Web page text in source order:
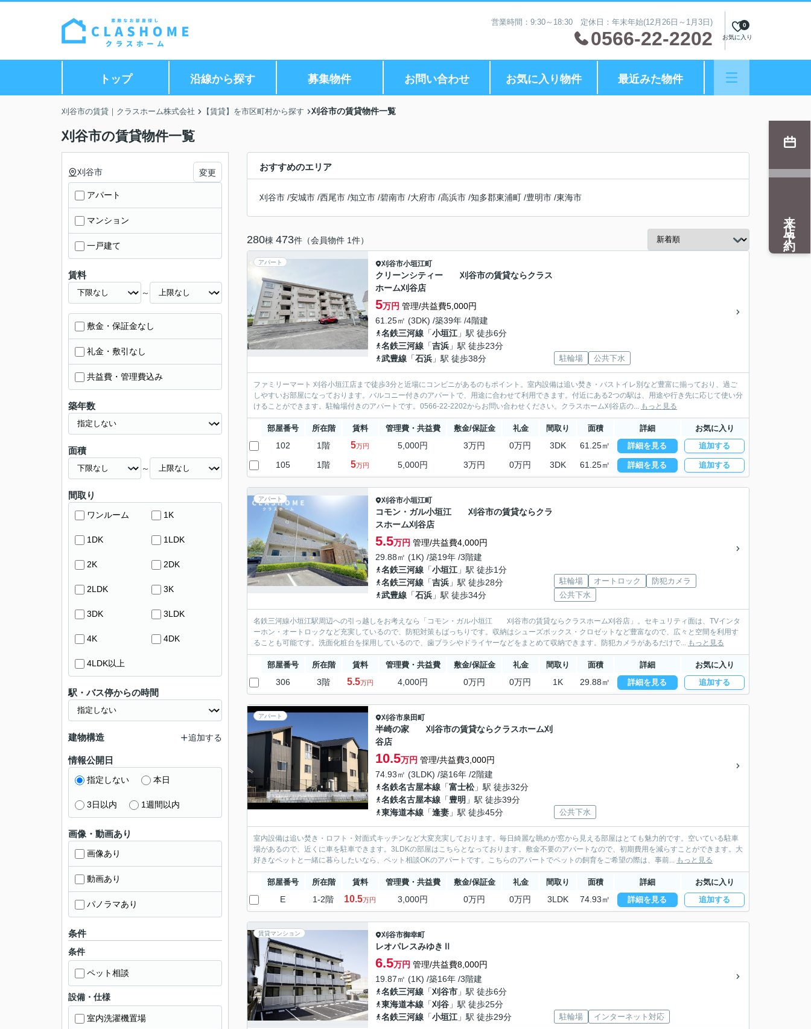
営業時間：9:30～18:30 定休日：年末年始(12月26日～1月3日)
0566-22-2202 お気に入り
0
トップ 沿線から探す 募集物件 お問い合わせ お気に入り物件 最近みた物件
刈谷市の賃貸｜クラスホーム株式会社 【賃貸】を市区町村から探す 刈谷市の賃貸物件一覧
刈谷市の賃貸物件一覧
おすすめのエリア
刈谷市 /安城市 /西尾市 /知立市 /碧南市 /大府市 /高浜市 /知多郡東浦町 /豊明市 /東海市
280棟 473件（会員物件 1件）
アパート 刈谷市小垣江町
クリーンシティー 刈谷市の賃貸ならクラス
ホーム刈谷店
5万円 管理/共益費5,000円
61.25㎡ (3DK) /築39年 /4階建
名鉄三河線 「小垣江 」駅 徒歩6分
名鉄三河線 「吉浜 」駅 徒歩23分
武豊線 「石浜 」駅 徒歩38分 駐輪場 公共下水
ファミリーマート 刈谷小垣江店まで徒歩3分と近場にコンビニがあるのもポイント。室内設備は追い焚き・バストイレ別など豊富に揃っており、過ご
しやすいお部屋になっております。バルコニー付きのアパートで、用途に合わせて利用できます。付近にある2つの駅は、用途や行き先に応じて使い分
けることができます。駐輪場付きのアパートです。0566-22-2202からお問い合わせください。クラスホーム刈谷店の... もっと見る
部屋番号 所在階 賃料 管理費・共益費 敷金/保証金 礼金 間取り 面積 詳細 お気に入り
102 1階 5万円 5,000円 3万円 0万円 3DK 61.25㎡ 詳細を見る 追加する
105 1階 5万円 5,000円 3万円 0万円 3DK 61.25㎡ 詳細を見る 追加する
アパート 刈谷市小垣江町
コモン・ガル小垣江 刈谷市の賃貸ならクラ
スホーム刈谷店
5.5万円 管理/共益費4,000円
29.88㎡ (1K) /築19年 /3階建
名鉄三河線 「小垣江 」駅 徒歩1分
名鉄三河線 「吉浜 」駅 徒歩28分
武豊線 「石浜 」駅 徒歩34分
駐輪場 オートロック
防犯カメラ
公共下水
名鉄三河線小垣江駅周辺への引っ越しをお考えなら「コモン・ガル小垣江 刈谷市の賃貸ならクラスホーム刈谷店」。セキュリティ面は、TVインタ
ーホン・オートロックなど充実しているので、防犯対策もばっちりです。収納はシューズボックス・クロゼットなど豊富なので、広々と空間を利用す
ることも可能です。洗面化粧台を採用しているので、歯ブラシやドライヤーなどをまとめて収納できます。防犯カメラがあるだけで... もっと見る
部屋番号 所在階 賃料 管理費・共益費 敷金/保証金 礼金 間取り 面積 詳細 お気に入り
306 3階 5.5万円 4,000円 0万円 0万円 1K 29.88㎡ 詳細を見る 追加する
アパート 刈谷市泉田町
半崎の家 刈谷市の賃貸ならクラスホーム刈
谷店
10.5万円 管理/共益費3,000円
74.93㎡ (3LDK) /築16年 /2階建
名鉄名古屋本線 「富士松」駅 徒歩32分
名鉄名古屋本線 「豊明 」駅 徒歩39分
東海道本線 「逢妻 」駅 徒歩45分 公共下水
室内設備は追い焚き・ロフト・対面式キッチンなど大変充実しております。毎日綺麗な眺めが窓から見える部屋はとても魅力的です。空いている駐車
場があるので、近くに車を駐車できます。3LDKの部屋はこちらとなっております。敷金不要のアパートなので、初期費用を減らすことができます。大
好きなペットと一緒に暮らしたいなら、ペット相談OKのアパートです。こちらのアパートでペットの飼育をご希望の際は、事前... もっと見る
部屋番号 所在階 賃料 管理費・共益費 敷金/保証金 礼金 間取り 面積 詳細 お気に入り
E 1-2階 10.5万円 3,000円 0万円 0万円 3LDK 74.93㎡ 詳細を見る 追加する
賃貸マンション 刈谷市御幸町
レオパレスみゆきⅡ
6.5万円 管理/共益費8,000円
19.87㎡ (1K) /築16年 /3階建
名鉄三河線 「刈谷市 」駅 徒歩6分
東海道本線 「刈谷 」駅 徒歩25分
名鉄三河線 「小垣江 」駅 徒歩29分 駐輪場 インターネット対応
刈谷市 変更
アパート
マンション
一戸建て
賃料
～
敷金・保証金なし
礼金・敷引なし
共益費・管理費込み
築年数
面積
～
間取り
ワンルーム 1K
1DK 1LDK
2K 2DK
2LDK 3K
3DK 3LDK
4K 4DK
4LDK以上
駅・バス停からの時間
建物構造 追加する
情報公開日
指定しない 本日
3日以内 1週間以内
画像・動画あり
画像あり
動画あり
パノラマあり
条件
条件
ペット相談
設備・仕様
室内洗濯機置場
来店予約